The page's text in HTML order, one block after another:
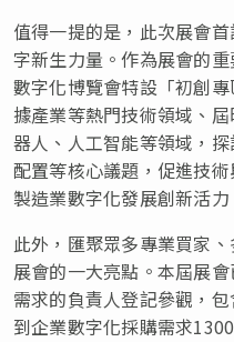
值得一提的是，此次展會
字新生力量。作為展會的
數字化博覽會特設「初創
據產業等熱門技術領域、
器人、人工智能等領域，
配置等核心議題，促進技
製造業數字化發展創新活力
此外，匯聚眾多專業買家
展會的一大亮點。本屆展
需求的負責人登記參觀，
到企業數字化採購需求